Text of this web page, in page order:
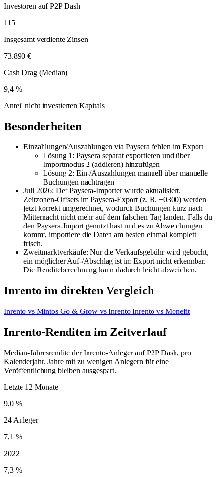
Investoren auf P2P Dash
115
Insgesamt verdiente Zinsen
73.890 €
Cash Drag (Median)
9,4 %
Anteil nicht investierten Kapitals
Besonderheiten
Einzahlungen/Auszahlungen via Paysera fehlen im Export
Lösung 1: Paysera separat exportieren und über
Importmodus 2 (addieren) hinzufügen
Lösung 2: Ein-/Auszahlungen manuell über manuelle
Buchungen nachtragen
Juli 2026: Der Paysera-Importer wurde aktualisiert.
Zeitzonen-Offsets im Paysera-Export (z. B. +0300) werden
jetzt korrekt umgerechnet, wodurch Buchungen kurz nach
Mitternacht nicht mehr auf dem falschen Tag landen. Falls du
den Paysera-Import genutzt hast und es zu Abweichungen
kommt, importiere die Daten am besten einmal komplett
frisch.
Zweitmarktverkäufe: Nur die Verkaufsgebühr wird gebucht,
ein möglicher Auf-/Abschlag ist im Export nicht erkennbar.
Die Renditeberechnung kann dadurch leicht abweichen.
Inrento im direkten Vergleich
Inrento vs Mintos Go & Grow vs Inrento Inrento vs Monefit
Inrento-Renditen im Zeitverlauf
Median-Jahresrendite der Inrento-Anleger auf P2P Dash, pro
Kalenderjahr. Jahre mit zu wenigen Anlegern für eine
Veröffentlichung bleiben ausgespart.
Letzte 12 Monate
9,0 %
24 Anleger
7,1 %
2022
7,3 %